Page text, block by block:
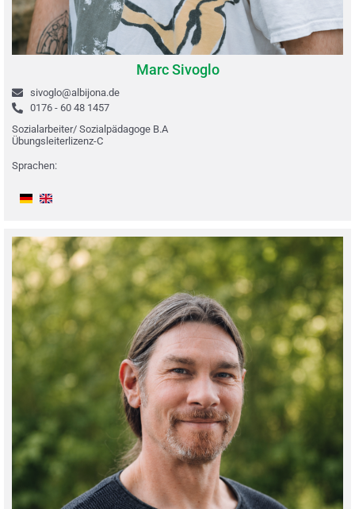
Marc Sivoglo
sivoglo@albijona.de
0176 - 60 48 1457
Sozialarbeiter/ Sozialpädagoge B.A
Übungsleiterlizenz-C
Sprachen: